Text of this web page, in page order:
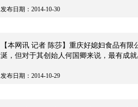
发布日期：2014-10-30
【本网讯 记者 陈莎】重庆好媳妇食品有
涎，但对于其创始人何国卿来说，最有成
发布日期：2014-10-29